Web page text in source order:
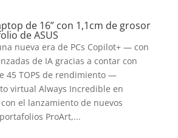
de 16” con 1,1cm de grosor
de ASUS
nueva era de PCs Copilot+ — con
de IA gracias a contar con
45 TOPS de rendimiento —
virtual Always Incredible en
el lanzamiento de nuevos
ProArt,...